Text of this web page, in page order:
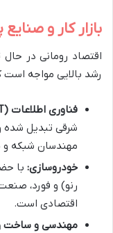
بازار کار و
اقتصاد رومانی در
رشد بالایی مواجه است
فناوری اطلاعات (IT):
شرقی تبدیل شده
مهندسان شبکه و
خودروسازی: با
رنو) و فورد،
اقتصادی است.
مهندسی و ساخت